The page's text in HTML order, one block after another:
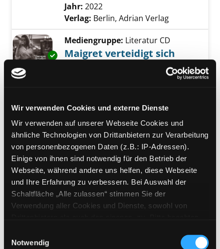
Wir verwenden Cookies und externe Dienste
Wir verwenden auf unserer Webseite Cookies und
ähnliche Technologien von Drittanbietern zur Verarbeitung
von personenbezogenen Daten (z.B.: IP-Adressen).
Einige von ihnen sind notwendig für den Betrieb der
Webseite, während andere uns helfen, diese Webseite
und Ihre Erfahrung zu verbessern. Bei Auswahl der
Schaltfläche „Alle zulassen“ stimmen Sie der
Verwendung aller Cookies und Dienste, sowohl von
Cookies von Drittanbietern, eine Verarbeitung in
Notwendig
Suche nach diesem Verfasser
Jahr: 2022
Verlag: Berlin, Adrian Verlag
Exemplar-Details von Maigret verteidigt sich
Mediengruppe: Literatur CD
Maigret verteidigt sich
Simenon, Georges Suche
Reihe:Maigret; 81
Exemplar-Details von 03; Der letzte Thron
Mediengruppe:Belletristik
03; Der letzte Thron
Suche nach diesem Verfasser
Jahr: 2024
Verlag:München, Goldmann
Übergeordnetes Werk:Die Chronik
der Sarmaten
Bandangabe: 03